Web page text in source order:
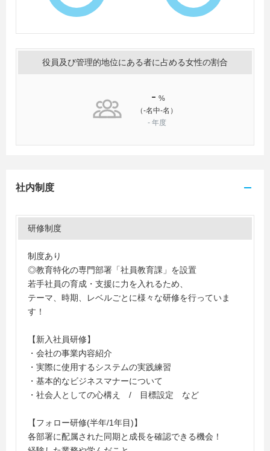
役員及び管理的地位にある者に占める女性の割合
- %
（-名中-名）
- 年度
社内制度
研修制度
制度あり
◎教育特化の専門部署「社員教育課」を設置
若手社員の育成・支援に力を入れるため、
テーマ、時期、レベルごとに様々な研修を行っていま
す！
【新入社員研修】
・会社の事業内容紹介
・実際に使用するシステムの実践練習
・基本的なビジネスマナーについて
・社会人としての心構え / 目標設定 など
【フォロー研修(半年/1年目)】
各部署に配属された同期と成長を確認できる機会！